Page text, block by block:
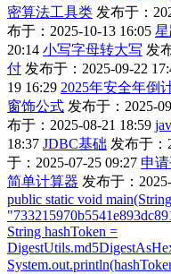
密算法工具类 发布于：
布于：2025-10-13 16:05
20:14 小写字母转大写 发
付 发布于：2025-09-22
19 16:29 2025年安全年倒
窗饰公式 发布于：2025-
布于：2025-08-21 18:59
18:37 JDBC基础 发布于：
于：2025-07-25 09:27 申
简单计算器 发布于：
public static void
String hashToken =